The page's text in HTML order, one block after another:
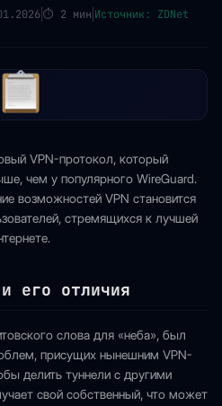
⏱ 2 мин Источник: ZDNet
VPN-протокол, который
чем у популярного WireGuard.
возможностей VPN становится
стремящихся к лучшей
его отличия
слова для «неба», был
присущих нынешним VPN-
делить туннели с другими
свой собственный, что может